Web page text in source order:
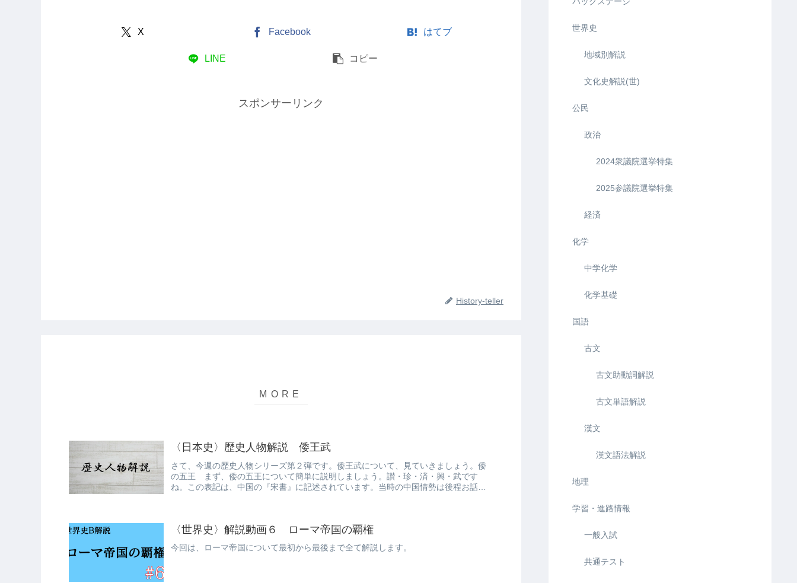
X Facebook はてブ
LINE コピー
スポンサーリンク
History-teller
〈日本史〉歴史人物解説 倭王武
さて、今週の歴史人物シリーズ第２弾です。倭王武について、見ていきましょう。倭
の五王 まず、倭の五王について簡単に説明しましょう。讃・珍・済・興・武です
ね。この表記は、中国の『宋書』に記述されています。当時の中国情勢は後程お話し
〈世界史〉解説動画６ ローマ帝国の覇権
今回は、ローマ帝国について最初から最後まで全て解説します。
世界史
地域別解説
文化史解説(世)
公民
政治
2024衆議院選挙特集
2025参議院選挙特集
経済
化学
中学化学
化学基礎
国語
古文
古文助動詞解説
古文単語解説
漢文
漢文語法解説
地理
学習・進路情報
一般入試
共通テスト